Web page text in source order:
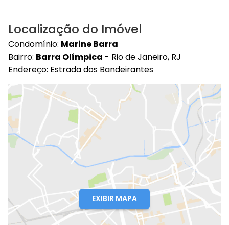
Localização do Imóvel
Condomínio: Marine Barra
Bairro: Barra Olímpica - Rio de Janeiro, RJ
Endereço: Estrada dos Bandeirantes
EXIBIR MAPA